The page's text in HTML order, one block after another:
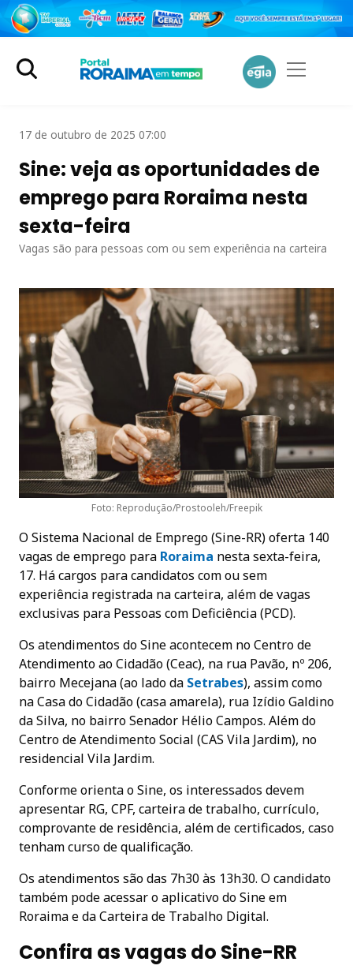
17 de outubro de 2025 07:00
Sine: veja as oportunidades de
emprego para Roraima nesta
sexta-feira
Vagas são para pessoas com ou sem experiência na carteira
Foto: Reprodução/Prostooleh/Freepik
O Sistema Nacional de Emprego (Sine-RR) oferta 140
vagas de emprego para Roraima nesta sexta-feira,
17. Há cargos para candidatos com ou sem
experiência registrada na carteira, além de vagas
exclusivas para Pessoas com Deficiência (PCD).
Os atendimentos do Sine acontecem no Centro de
Atendimento ao Cidadão (Ceac), na rua Pavão, nº 206,
bairro Mecejana (ao lado da Setrabes), assim como
na Casa do Cidadão (casa amarela), rua Izídio Galdino
da Silva, no bairro Senador Hélio Campos. Além do
Centro de Atendimento Social (CAS Vila Jardim), no
residencial Vila Jardim.
Conforme orienta o Sine, os interessados devem
apresentar RG, CPF, carteira de trabalho, currículo,
comprovante de residência, além de certificados, caso
tenham curso de qualificação.
Os atendimentos são das 7h30 às 13h30. O candidato
também pode acessar o aplicativo do Sine em
Roraima e da Carteira de Trabalho Digital.
Confira as vagas do Sine-RR